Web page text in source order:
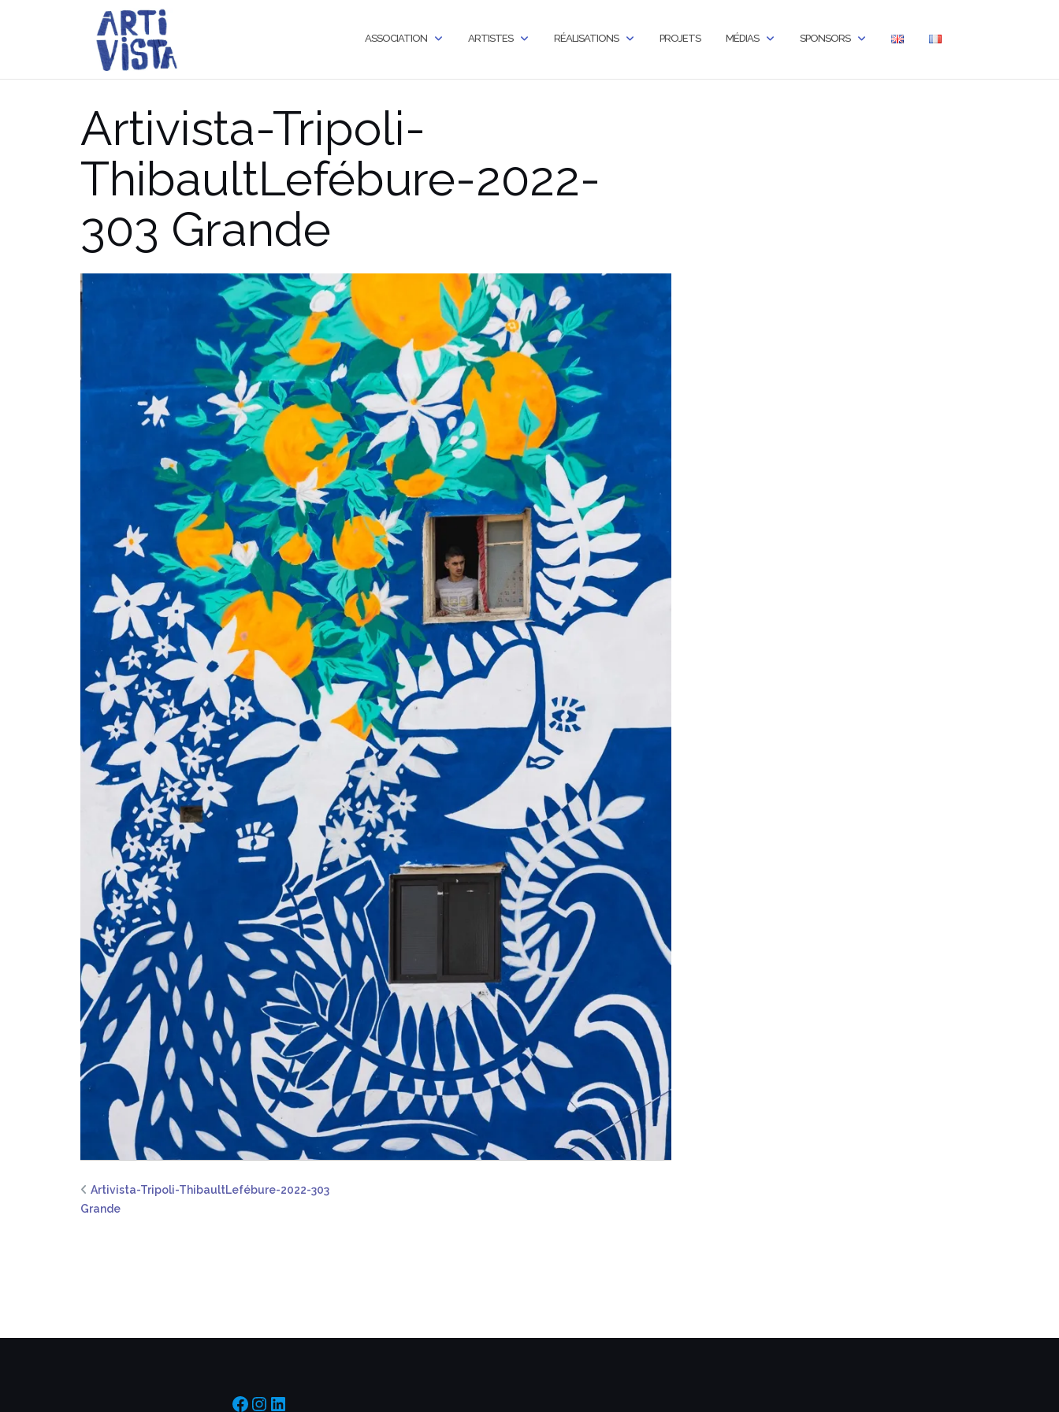
ASSOCIATION ARTISTES RÉALISATIONS PROJETS MÉDIAS SPONSORS
Artivista-Tripoli-
ThibaultLefébure-2022-
303 Grande
Artivista-Tripoli-ThibaultLefébure-2022-303
Grande
https://www.facebook.com/AsssociationArtivista/
https://www.instagram.com/artivista_project/
https://fr.linkedin.com/company/associationartivista